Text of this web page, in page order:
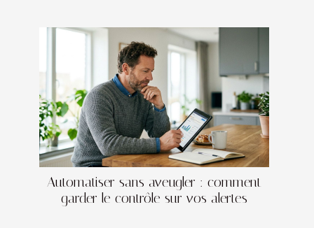
Automatiser sans aveugler : comment
garder le contrôle sur vos alertes